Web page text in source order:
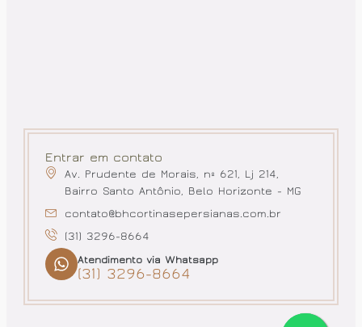
Entrar em contato
Av. Prudente de Morais, nº 621, Lj 214,
Bairro Santo Antônio, Belo Horizonte - MG
contato@bhcortinasepersianas.com.br
(31) 3296-8664
Atendimento via Whatsapp
(31) 3296-8664